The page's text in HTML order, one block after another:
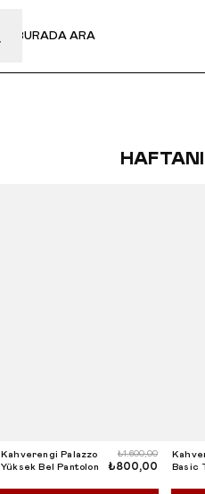
Kahverengi Palazzo
Yüksek Bel Pantolon
₺1.600,00
₺800,00
Basic